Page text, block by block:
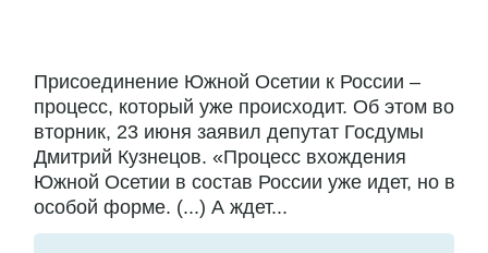
Присоединение Южной Осетии к России –
процесс, который уже происходит. Об этом во
вторник, 23 июня заявил депутат Госдумы
Дмитрий Кузнецов. «Процесс вхождения
Южной Осетии в состав России уже идет, но в
особой форме. (...) А ждет...